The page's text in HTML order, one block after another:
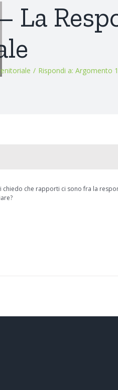
La
/ Rispondi a: Argomento
che rapporti ci sono fra la